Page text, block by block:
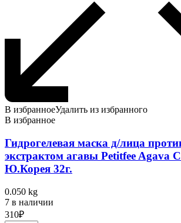
В избранноеУдалить из избранного
В избранное
Гидрогелевая маска д/лица
экстрактом агавы Petitfee Agava
Ю.Корея 32г.
0.050 kg
7 в наличии
310₽